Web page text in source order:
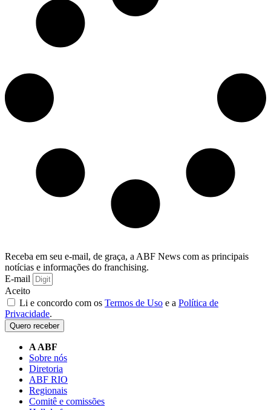
Receba em seu e-mail, de graça, a ABF News com as principais
notícias e informações do franchising.
E-mail
Aceito
Li e concordo com os Termos de Uso e a Política de
Privacidade.
Quero receber
A ABF
Sobre nós
Diretoria
ABF RIO
Regionais
Comitê e comissões